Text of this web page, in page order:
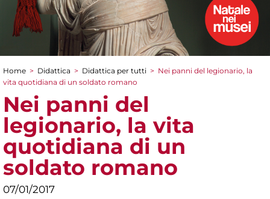
Tu sei qui
Home > Didattica > Didattica per tutti > Nei panni del legionario, la
vita quotidiana di un soldato romano
Nei panni del
legionario, la vita
quotidiana di un
soldato romano
07/01/2017